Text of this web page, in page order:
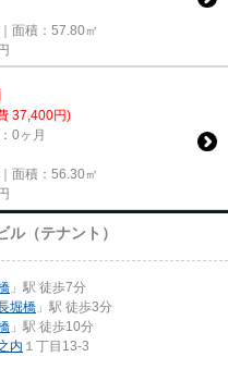
面積：57.80㎡
37,400円)
0ヶ月
面積：56.30㎡
ル（テナント）
」駅 徒歩7分
堀橋 」駅 徒歩3分
」駅 徒歩10分
内 １丁目13-3